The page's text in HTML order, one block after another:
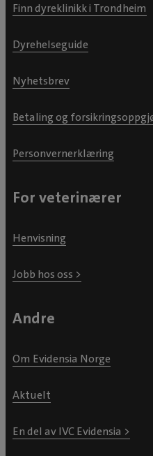
Finn dyreklinikk i Trondheim
Dyrehelseguide
Nyhetsbrev
Betaling og
Personvernerklæring
For veterinærer
Henvisning
Jobb hos oss >
Andre
Om Evidensia Norge
Aktuelt
En del av IVC Evidensia >